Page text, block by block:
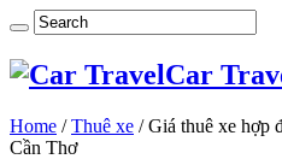
Car
Home / Thuê xe / Giá thuê xe hợp
Cần Thơ